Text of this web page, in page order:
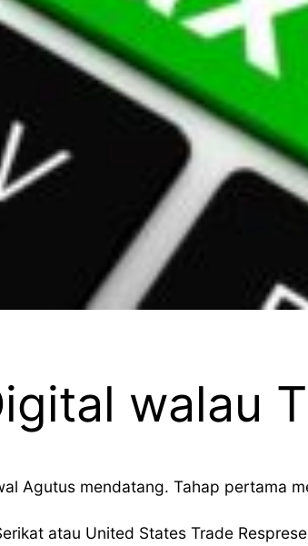
walau
Agutus mendatang. Tahap pertama
atau United States Trade